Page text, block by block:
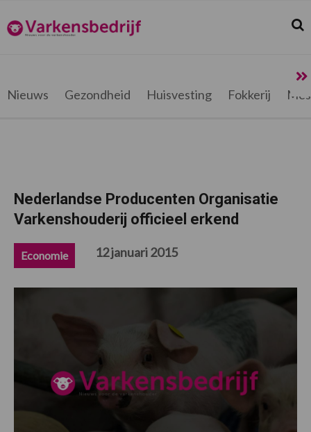
de
hoofdnavigatie
de
hoofd
de
eerste
de
voettekst
Varkensbedrijf.be
Nieuws Gezondheid Huisvesting Fokkerij
Nederlandse Producenten Organisatie
Varkenshouderij officieel erkend
Economie 12 januari 2015